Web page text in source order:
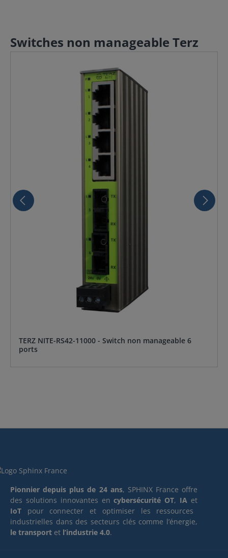
Switches non manageable Terz
TERZ NITE-RS42-11000 - Switch non manageable 6
ports
Pionnier depuis plus de 24 ans, SPHINX France offre
des solutions innovantes encybersécurité OT, IA et
IoT pour connecter et optimiser les ressources
industrielles dans des secteurs clés comme l’énergie,
le transport et l’industrie 4.0.